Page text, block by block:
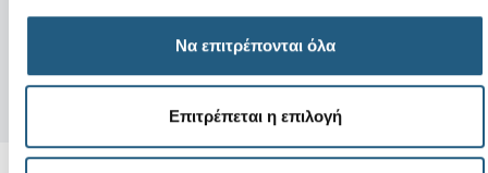
Να επιτρέπονται όλα
Επιτρέπεται η επιλογή